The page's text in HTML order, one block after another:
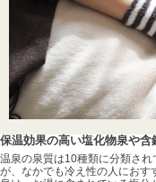
保温効果の高い塩化物泉や含
温泉の泉質は10種類に分類さ
が、なかでも冷え性の人におす